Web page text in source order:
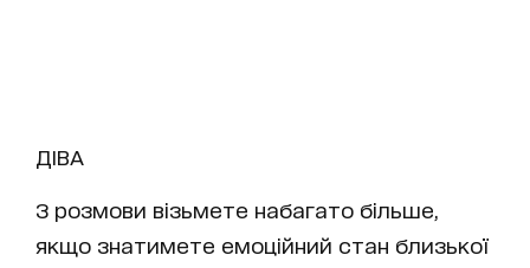
ДІВА
З розмови візьмете набагато більше,
якщо знатимете емоційний стан близької